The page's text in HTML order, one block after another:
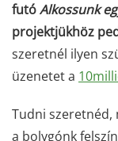
futóAlkossunk
projektjükhöz
szeretnél ilyen
üzenetet a
Tudni szeretnéd,
a bolygónk